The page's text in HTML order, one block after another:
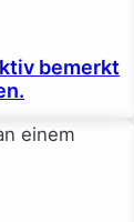
bemerkt